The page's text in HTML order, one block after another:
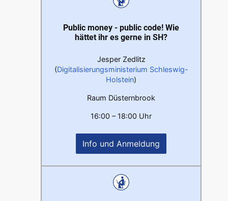
Public money - public code! Wie
hättet ihr es gerne in SH?
Jesper Zedlitz
(Digitalisierungsministerium Schleswig-
Holstein)
Raum Düsternbrook
16:00 – 18:00 Uhr
Info und Anmeldung